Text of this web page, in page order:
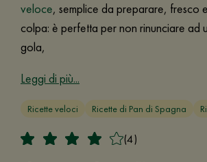
veloce, semplice da preparare, fresco
colpa: è perfetta per non rinunciare ad
gola,
Leggi di più...
Ricette veloci Ricette di Pan di Spagna
(4)